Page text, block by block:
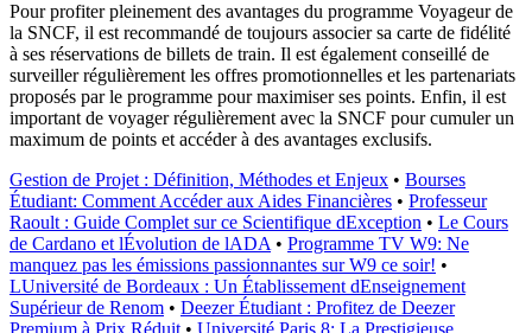
Pour profiter pleinement des avantages du programme Voyageur de
la SNCF, il est recommandé de toujours associer sa carte de fidélité
à ses réservations de billets de train. Il est également conseillé de
surveiller régulièrement les offres promotionnelles et les partenariats
proposés par le programme pour maximiser ses points. Enfin, il est
important de voyager régulièrement avec la SNCF pour cumuler un
maximum de points et accéder à des avantages exclusifs.
Gestion de Projet : Définition, Méthodes et Enjeux • Bourses
Étudiant: Comment Accéder aux Aides Financières • Professeur
Raoult : Guide Complet sur ce Scientifique dException • Le Cours
de Cardano et lÉvolution de lADA • Programme TV W9: Ne
manquez pas les émissions passionnantes sur W9 ce soir! •
LUniversité de Bordeaux : Un Établissement dEnseignement
Supérieur de Renom • Deezer Étudiant : Profitez de Deezer